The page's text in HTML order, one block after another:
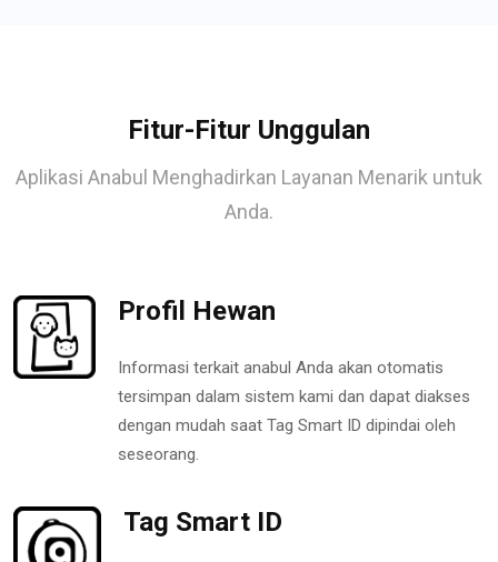
Fitur-Fitur Unggulan
Aplikasi Anabul Menghadirkan Layanan Menarik untuk
Anda.
Profil Hewan
Informasi terkait anabul Anda akan otomatis
tersimpan dalam sistem kami dan dapat diakses
dengan mudah saat Tag Smart ID dipindai oleh
seseorang.
Tag Smart ID